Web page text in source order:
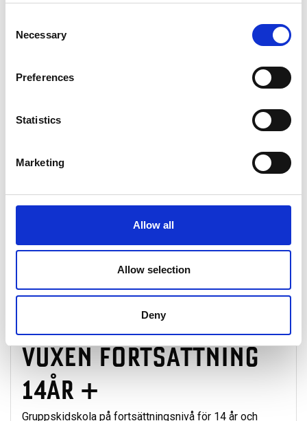
Selection
Necessary
Preferences
Statistics
Marketing
Allow all
Allow selection
Deny
För mer information kontakta
+46 680-553 04
Sorterar efter:
VUXEN NYBÖRJARE
14ÅR +
Gruppskidskola för nybörjare från 14 år och uppåt.
1050 SEK
Boka
VUXEN FORTSÄTTNING
14ÅR +
Gruppskidskola på fortsättningsnivå för 14 år och